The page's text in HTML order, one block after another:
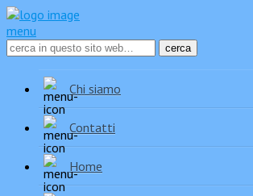
menu
Chi siamo
Contatti
Home